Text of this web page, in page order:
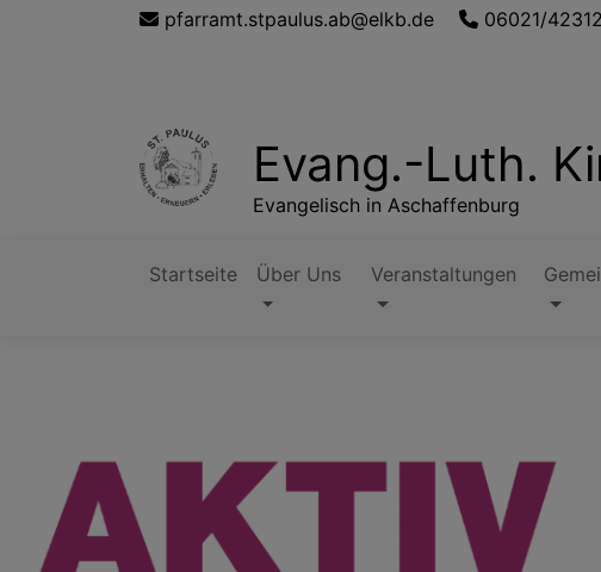
pfarramt.stpaulus.ab@elkb.de 06021/
Evang.-Luth.
Evangelisch in Aschaffenburg
Hauptnavigation
Startseite Über Uns Veranstaltungen